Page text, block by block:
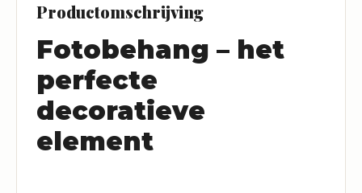
Productomschrijving
Fotobehang – het
perfecte
decoratieve
element